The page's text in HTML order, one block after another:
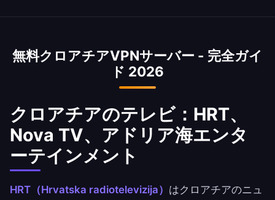
アチア政府サービスにアクセスできます。ドイ
アチア市民に不可欠です。
無料クロアチアVPNサーバー - 完全ガイ
ド 2026
クロアチアのテレビ：HRT、
Nova TV、アドリア海エンタ
ーテインメント
HRT（Hrvatska radiotelevizija） はクロアチアのニュ